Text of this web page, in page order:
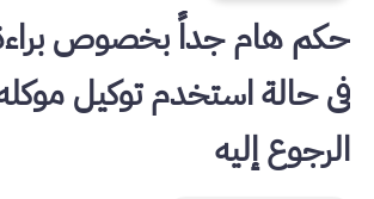
حكم هام جداً بخصوص براءة
فى حالة استخدم توكيل
الرجوع إليه